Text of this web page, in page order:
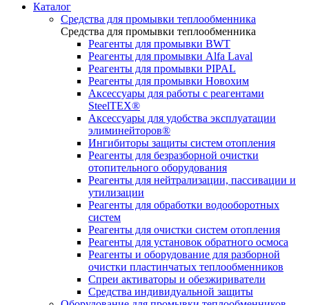
Каталог
Средства для промывки теплообменника
Средства для промывки теплообменника
Реагенты для промывки BWT
Реагенты для промывки Alfa Laval
Реагенты для промывки PIPAL
Реагенты для промывки Новохим
Аксессуары для работы с реагентами
SteelTEX®
Аксессуары для удобства эксплуатации
элиминейторов®
Ингибиторы защиты систем отопления
Реагенты для безразборной очистки
отопительного оборудования
Реагенты для нейтрализации, пассивации и
утилизации
Реагенты для обработки водооборотных
систем
Реагенты для очистки систем отопления
Реагенты для установок обратного осмоса
Реагенты и оборудование для разборной
очистки пластинчатых теплообменников
Спреи активаторы и обезжириватели
Средства индивидуальной защиты